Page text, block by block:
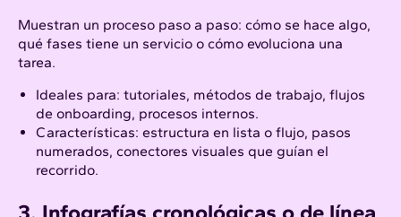
Muestran un proceso paso a paso: cómo se hace algo,
qué fases tiene un servicio o cómo evoluciona una
tarea.
Ideales para: tutoriales, métodos de trabajo, flujos
de onboarding, procesos internos.
Características: estructura en lista o flujo, pasos
numerados, conectores visuales que guían el
recorrido.